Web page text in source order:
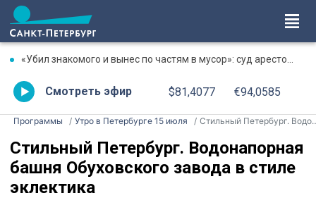
«Убил знакомого и вынес по частям в мусор»: суд арестовал фигуранта жестокого убийства на Луначарского
Смотреть эфир $81,4077 €94,0585
Программы Утро в Петербурге 15 июля Стильный Петербург. Водонапорная башня Обуховского завода в стиле эклектика
Стильный Петербург. Водонапорная
башня Обуховского завода в стиле
эклектика